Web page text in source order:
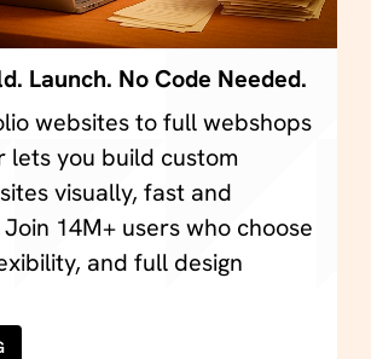
Launch. No Code Needed.
websites to full webshops
lets you build custom
visually, fast and
14M+ users who choose
and full design